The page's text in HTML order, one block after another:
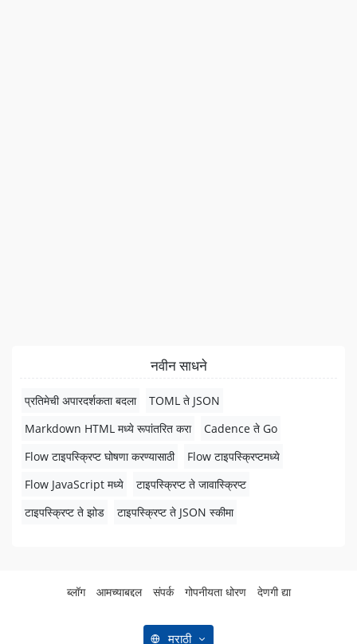
नवीन साधने
प्रतिमेची अपारदर्शकता बदला
TOML ते JSON
Markdown HTML मध्ये रूपांतरित करा
Cadence ते Go
Flow टाइपस्क्रिप्ट घोषणा करण्यासाठी
Flow टाइपस्क्रिप्टमध्ये
Flow JavaScript मध्ये
टाइपस्क्रिप्ट ते जावास्क्रिप्ट
टाइपस्क्रिप्ट ते झोड
टाइपस्क्रिप्ट ते JSON स्कीमा
ब्लॉग आमच्याबद्दल संपर्क गोपनीयता धोरण देणगी द्या
मराठी